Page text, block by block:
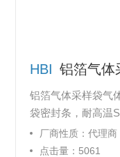
HBI 铝箔气体
铝箔气体采样袋气
袋密封条，耐高温
（H2），氧（O2
碳（CO），二氧
厂商性质：代理商
点击量：5061